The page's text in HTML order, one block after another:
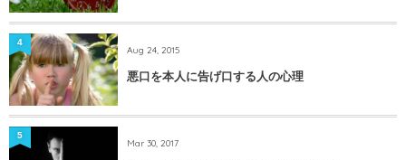
Aug 24, 2015
悪口を本人に告げ口する人の心理
4
Mar 30, 2017
5